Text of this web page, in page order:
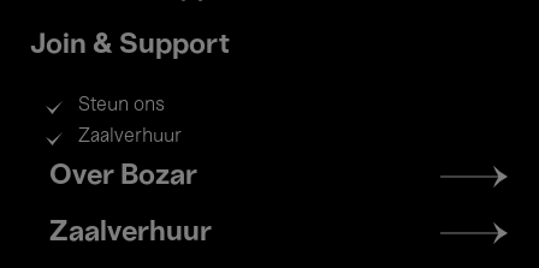
Join & Support
Steun ons
Zaalverhuur
Footer
menu
Over Bozar
Zaalverhuur